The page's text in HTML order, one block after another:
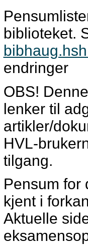
biblioteket.
endringer
OBS!
lenker til
artikler/
HVL-
tilgang.
Pensum for
kjent i
Aktuelle